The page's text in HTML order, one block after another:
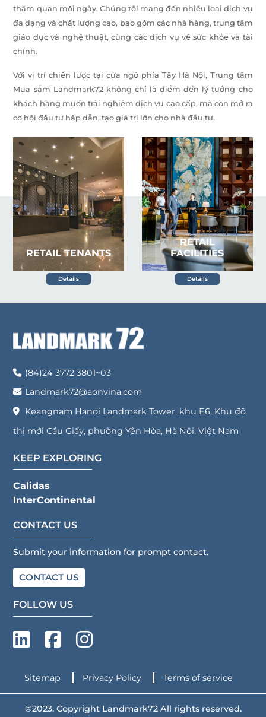
thăm quan mỗi ngày. Chúng tôi mang đến nhiều loại dịch vụ
đa dạng và chất lượng cao, bao gồm các nhà hàng, trung tâm
giáo dục và nghệ thuật, cùng các dịch vụ về sức khỏe và tài
chính.
Với vị trí chiến lược tại cửa ngõ phía Tây Hà Nội, Trung tâm
Mua sắm Landmark72 không chỉ là điểm đến lý tưởng cho
khách hàng muốn trải nghiệm dịch vụ cao cấp, mà còn mở ra
cơ hội đầu tư hấp dẫn, tạo giá trị lớn cho nhà đầu tư.
RETAIL TENANTS
Details
RETAIL
FACILITIES
Details
(84)24 3772 3801~03
Landmark72@aonvina.com
Keangnam Hanoi Landmark Tower, khu E6, Khu đô
thị mới Cầu Giấy, phường Yên Hòa, Hà Nội, Việt Nam
KEEP EXPLORING
Calidas
InterContinental
CONTACT US
Submit your information for prompt contact.
CONTACT US
FOLLOW US
Sitemap Privacy Policy Terms of service
©2023. Copyright Landmark72 All rights reserved.